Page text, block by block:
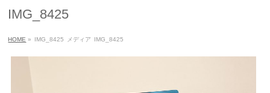
IMG_8425
HOME » IMG_8425 メディア IMG_8425